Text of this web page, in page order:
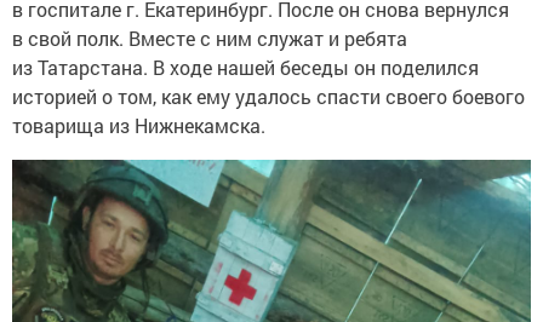
в госпитале г. Екатеринбург. После он снова вернулся
в свой полк. Вместе с ним служат и ребята
из Татарстана. В ходе нашей беседы он поделился
историей о том, как ему удалось спасти своего боевого
товарища из Нижнекамска.